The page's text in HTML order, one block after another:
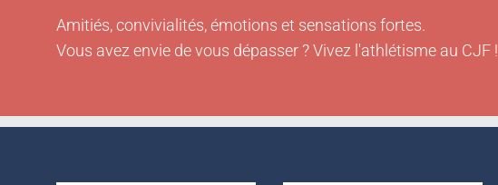
Amitiés, convivialités, émotions et sensations fortes.
Vous avez envie de vous dépasser ? Vivez l'athlétisme au CJF !